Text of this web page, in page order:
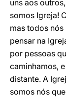
uns aos
somos Igreja!
mas todos
pensar na
por pessoas
caminhamos,
distante. A
somos nós